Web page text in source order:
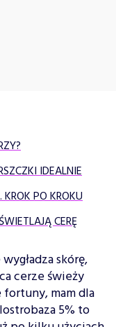
IDEALNIE
PO KROKU
CERĘ
skórę,
cerze świeży
mam dla
5% to